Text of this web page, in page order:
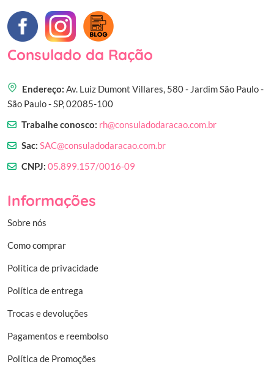
Consulado da Ração
Endereço: Av. Luiz Dumont Villares, 580 - Jardim São Paulo -
São Paulo - SP, 02085-100
Trabalhe conosco: rh@consuladodaracao.com.br
Sac: SAC@consuladodaracao.com.br
CNPJ: 05.899.157/0016-09
Informações
Sobre nós
Como comprar
Política de privacidade
Política de entrega
Trocas e devoluções
Pagamentos e reembolso
Política de Promoções